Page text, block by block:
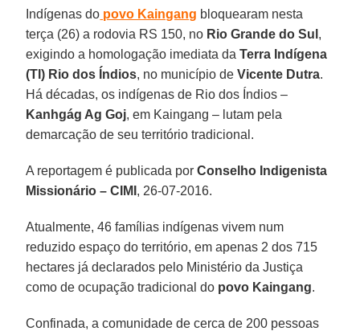
Indígenas do povo Kaingang bloquearam nesta
terça (26) a rodovia RS 150, no Rio Grande do Sul ,
exigindo a homologação imediata daTerra Indígena
(TI) Rio dos Índios, no município deVicente Dutra.
Há décadas, os indígenas de Rio dos Índios –
Kanhgág Ag Goj, em Kaingang – lutam pela
demarcação de seu território tradicional.
A reportagem é publicada porConselho Indigenista
Missionário – CIMI , 26-07-2016.
Atualmente, 46 famílias indígenas vivem num
reduzido espaço do território, em apenas 2 dos 715
hectares já declarados pelo Ministério da Justiça
como de ocupação tradicional do povo Kaingang.
Confinada, a comunidade de cerca de 200 pessoas